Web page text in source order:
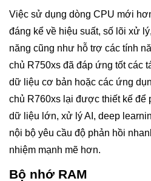
Việc sử dụng dòng CPU mới
đáng kể về hiệu suất, số lõi xử
năng cũng như hỗ trợ các tính
chủ R750xs đã đáp ứng tốt các
dữ liệu cơ bản hoặc các ứng
chủ R760xs lại được thiết kế để
dữ liệu lớn, xử lý AI, deep
nội bộ yêu cầu độ phản hồi
nhiệm mạnh mẽ hơn.
Bộ nhớ RAM